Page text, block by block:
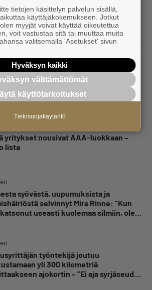
toimii yhä liike, jollainen alkaa
harvinaisuus – Yrittäjä Hilkka
tuntee asiakkaidensa jalat kuin
yritykset nousivat AAA-luokkaan –
lista
syövästä, uupumuksista ja
selvinnyt Mira Rinne: ”Kun
useasti kuolemaa silmiin, olen
työntekijä joutuu
yli 300 kilometriä
ajokortin – ”Ei aja syrjäseudun
tietojen käsittelyn palvelun sisällä,
käyttäjäkokemukseen. Jotkut
myyjät voivat käyttää oikeutettua
voit vastustaa sitä tai muuttaa muita
valitsemalla 'Asetukset' sivun
Hyväksyn kaikki
välttämättömät
käyttötarkoitukset
Tietosuojakäytäntö